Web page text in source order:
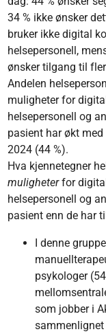
34 % ikke ønsker
bruker ikke digital
helsepersonell,
ønsker tilgang til
Andelen
muligheter for
helsepersonell og
pasient har økt
2024 (44 %).
Hva kjennetegner
muligheterfor
helsepersonell og
pasient enn de har
I denne
psykologer
som jobber i
sammenlignet